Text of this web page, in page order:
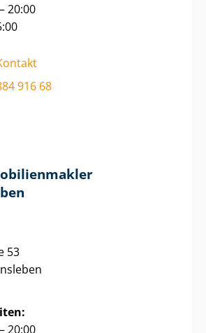
20:00
916 68
53
20:00